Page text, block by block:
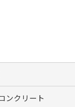
ンクリート